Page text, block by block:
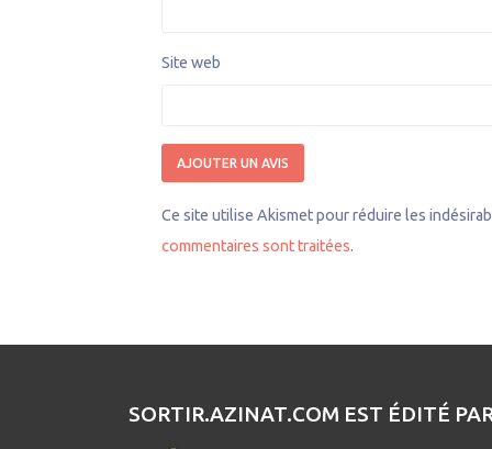
Site web
Ce site utilise Akismet pour réduire les
commentaires sont traitées.
SORTIR.AZINAT.COM EST ÉDITÉ